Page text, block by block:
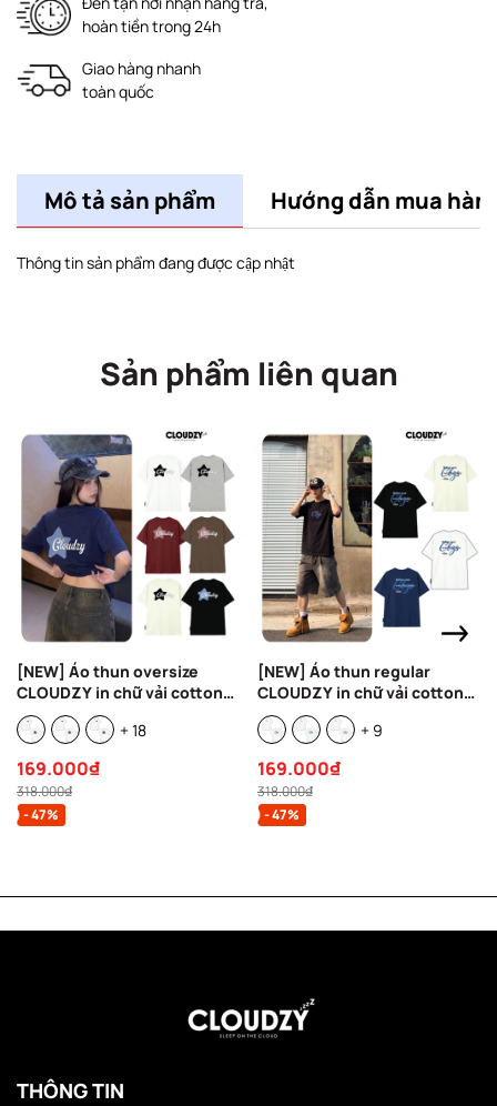
hoàn tiền trong 24h
Giao hàng nhanh
toàn quốc
Mô tả sản phẩm Hướng dẫn mua
Thông tin sản phẩm đang được cập nhật
Sản phẩm liên quan
[NEW] Áo thun oversize
CLOUDZY in chữ vải cotton
100% 250gsm form rộng nam
nữ áo phông regular local
NOVA
+ 18
169.000₫
318.000₫
- 47%
[NEW] Áo thun regular
CLOUDZY in chữ vải cotton
100% 250gsm form rộng nam
nữ áo phông oversize local
REFINE
+ 9
169.000₫
318.000₫
- 47%
THÔNG TIN